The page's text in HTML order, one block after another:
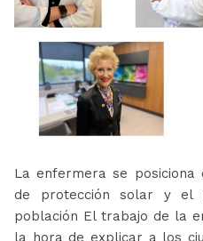
La enfermera se
de protección solar y el
población El trabajo de la
la hora de explicar a los